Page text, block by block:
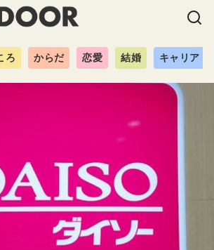
ろ からだ 恋愛 結婚 キャリア